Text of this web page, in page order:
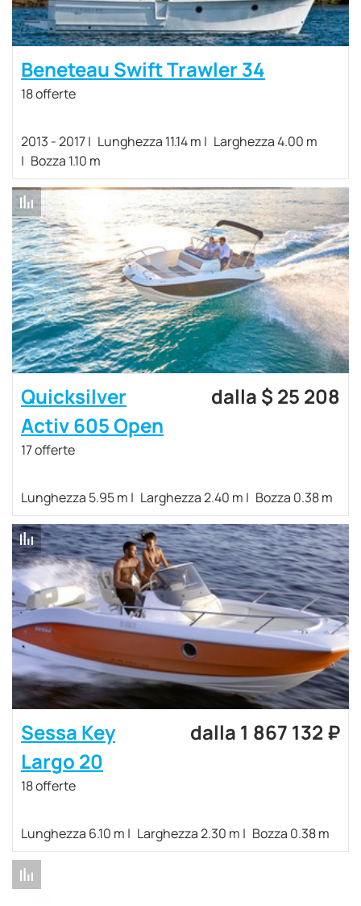
Beneteau Swift Trawler 34
18 offerte
2013 - 2017 Lunghezza 11.14 m
Larghezza 4.00 m
Bozza 1.10 m
Quicksilver
Activ 605 Open
17 offerte
dalla $ 25 208
Lunghezza 5.95 m Larghezza 2.40 m Bozza 0.38 m
Sessa Key
Largo 20
18 offerte
dalla 1 867 132 ₽
Lunghezza 6.10 m Larghezza 2.30 m Bozza 0.38 m